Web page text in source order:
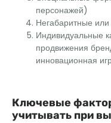
персонажей)
Негабаритные
Индивидуальные
продвижения
инновационная
Ключевые
учитывать при